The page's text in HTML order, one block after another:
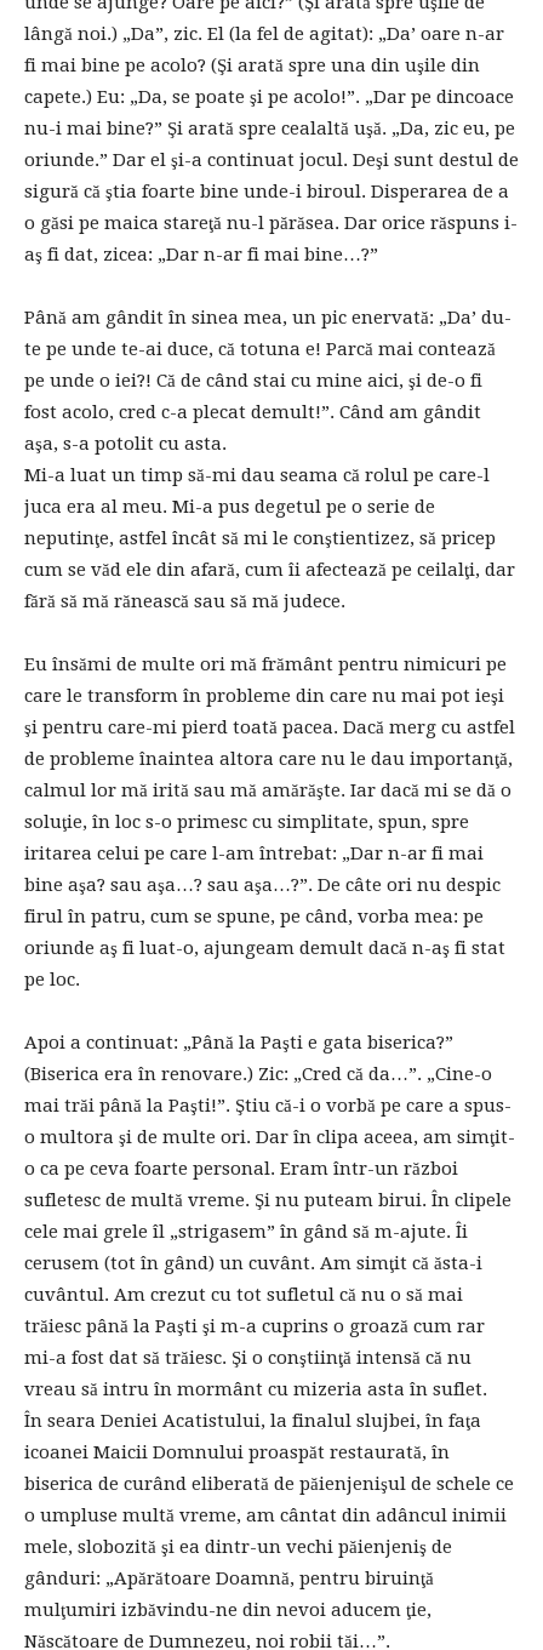
lângă noi.) „Da”, zic. El (la fel de agitat): „Da’ oare n-ar
fi mai bine pe acolo? (Şi arată spre una din uşile din
capete.) Eu: „Da, se poate şi pe acolo!”. „Dar pe dincoace
nu-i mai bine?” Şi arată spre cealaltă uşă. „Da, zic eu, pe
oriunde.” Dar el şi-a continuat jocul. Deşi sunt destul de
sigură că ştia foarte bine unde-i biroul. Disperarea de a
o găsi pe maica stareţă nu-l părăsea. Dar orice răspuns i-
aş fi dat, zicea: „Dar n-ar fi mai bine…?”
Până am gândit în sinea mea, un pic enervată: „Da’ du-
te pe unde te-ai duce, că totuna e! Parcă mai contează
pe unde o iei?! Că de când stai cu mine aici, şi de-o fi
fost acolo, cred c-a plecat demult!”. Când am gândit
aşa, s-a potolit cu asta.
Mi-a luat un timp să-mi dau seama că rolul pe care-l
juca era al meu. Mi-a pus degetul pe o serie de
neputinţe, astfel încât să mi le conştientizez, să pricep
cum se văd ele din afară, cum îi afectează pe ceilalţi, dar
fără să mă rănească sau să mă judece.
Eu însămi de multe ori mă frământ pentru nimicuri pe
care le transform în probleme din care nu mai pot ieşi
şi pentru care-mi pierd toată pacea. Dacă merg cu astfel
de probleme înaintea altora care nu le dau importanţă,
calmul lor mă irită sau mă amărăşte. Iar dacă mi se dă o
soluţie, în loc s-o primesc cu simplitate, spun, spre
iritarea celui pe care l-am întrebat: „Dar n-ar fi mai
bine aşa? sau aşa…? sau aşa…?”. De câte ori nu despic
firul în patru, cum se spune, pe când, vorba mea: pe
oriunde aş fi luat-o, ajungeam demult dacă n-aş fi stat
pe loc.
Apoi a continuat: „Până la Paşti e gata biserica?”
(Biserica era în renovare.) Zic: „Cred că da…”. „Cine-o
mai trăi până la Paşti!”. Ştiu că-i o vorbă pe care a spus-
o multora şi de multe ori. Dar în clipa aceea, am simţit-
o ca pe ceva foarte personal. Eram într-un război
sufletesc de multă vreme. Şi nu puteam birui. În clipele
cele mai grele îl „strigasem” în gând să m-ajute. Îi
cerusem (tot în gând) un cuvânt. Am simţit că ăsta-i
cuvântul. Am crezut cu tot sufletul că nu o să mai
trăiesc până la Paşti şi m-a cuprins o groază cum rar
mi-a fost dat să trăiesc. Şi o conştiinţă intensă că nu
vreau să intru în mormânt cu mizeria asta în suflet.
În seara Deniei Acatistului, la finalul slujbei, în faţa
icoanei Maicii Domnului proaspăt restaurată, în
biserica de curând eliberată de păienjenişul de schele ce
o umpluse multă vreme, am cântat din adâncul inimii
mele, slobozită şi ea dintr-un vechi păienjeniş de
gânduri: „Apărătoare Doamnă, pentru biruinţă
mulţumiri izbăvindu-ne din nevoi aducem ţie,
Născătoare de Dumnezeu, noi robii tăi…”.